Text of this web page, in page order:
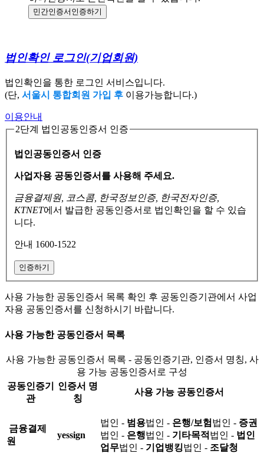
민간인증서 인증하기
법인확인 로그인(기업회원)
법인확인을 통한 로그인 서비스입니다.
(단, 서울시 통합회원 가입 후 이용가능합니다.)
이용안내
2단계 법인공동인증서 인증
법인공동인증서 인증
사업자용 공동인증서를 사용해 주세요.
금융결제원, 코스콤, 한국정보인증, 한국전자인증,
KTNET에서 발급한 공동인증서로 법인확인을 할 수 있습
니다.
안내 1600-1522
인증하기
사용 가능한 공동인증서 목록 확인 후 공동인증기관에서 사업
자용 공동인증서를 신청하시기 바랍니다.
사용 가능한 공동인증서 목록
사용 가능한 공동인증서 목록 - 공동인증기관, 인증서 명칭, 사
용 가능 공동인증서로 구성
공동인증기
관
인증서 명
칭
사용 가능 공동인증서
금융결제
원
yessign
법인 - 범용법인 - 은행/보험 법인 - 증권
법인 - 은행법인 - 기타목적 법인 - 법인
업무법인 - 기업뱅킹법인 - 조달청